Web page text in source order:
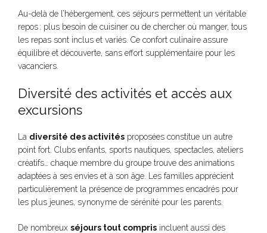
Au-delà de l’hébergement, ces séjours permettent un véritable
repos : plus besoin de cuisiner ou de chercher où manger, tous
les repas sont inclus et variés. Ce confort culinaire assure
équilibre et découverte, sans effort supplémentaire pour les
vacanciers.
Diversité des activités et accès aux
excursions
La diversité des activités proposées constitue un autre
point fort. Clubs enfants, sports nautiques, spectacles, ateliers
créatifs… chaque membre du groupe trouve des animations
adaptées à ses envies et à son âge. Les familles apprécient
particulièrement la présence de programmes encadrés pour
les plus jeunes, synonyme de sérénité pour les parents.
De nombreux séjours tout compris incluent aussi des